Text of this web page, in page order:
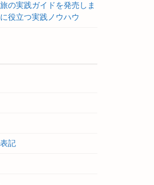
の実践ガイドを発売しま
役立つ実践ノウハウ
記